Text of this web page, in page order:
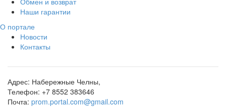
Наши гарантии
О портале
Новости
Контакты
Адрес: Набережные Челны,
Телефон: +7 8552 383646
Почта: prom.portal.com@gmail.com